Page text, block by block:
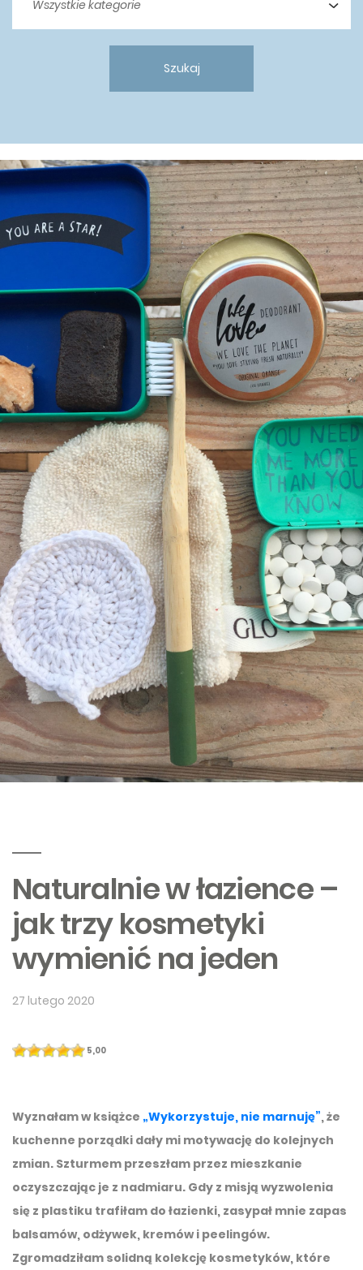
Szukaj
Naturalnie w łazience –
jak trzy kosmetyki
wymienić na jeden
27 lutego 2020
5,00
Wyznałam w książce „Wykorzystuje, nie marnuję”, że
kuchenne porządki dały mi motywację do kolejnych
zmian. Szturmem przeszłam przez mieszkanie
oczyszczając je z nadmiaru. Gdy z misją wyzwolenia
się z plastiku trafiłam do łazienki, zasypał mnie zapas
balsamów, odżywek, kremów i peelingów.
Zgromadziłam solidną kolekcję kosmetyków, które